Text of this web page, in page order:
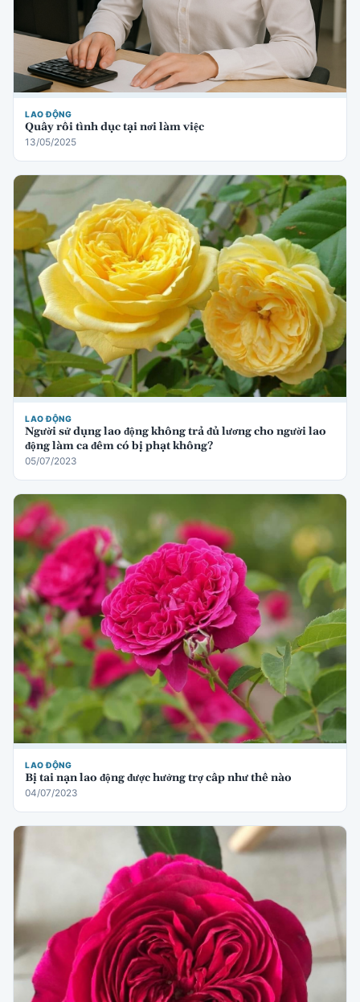
LAO ĐỘNG
Quấy rối tình dục tại nơi làm việc
13/05/2025
LAO ĐỘNG
Người sử dụng lao động không trả đủ lương cho người lao
động làm ca đêm có bị phạt không?
05/07/2023
LAO ĐỘNG
Bị tai nạn lao động được hưởng trợ cấp như thế nào
04/07/2023